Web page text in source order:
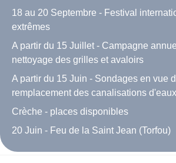
18 au 20 Septembre - Festival
extrêmes
A partir du 15 Juillet - Campagne
nettoyage des grilles et avaloirs
A partir du 15 Juin - Sondages en vue
remplacement des canalisations
Crèche - places disponibles
20 Juin - Feu de la Saint Jean (Torfou)